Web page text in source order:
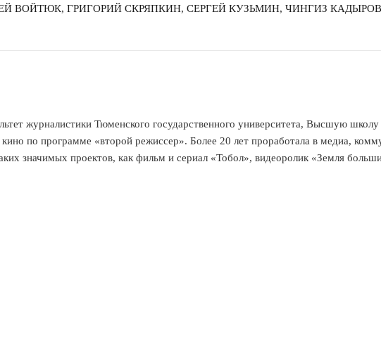
ВОЙТЮК, ГРИГОРИЙ СКРЯПКИН, СЕРГЕЙ КУЗЬМИН, ЧИНГИЗ
журналистики Тюменского государственного университета, Высшую
по программе «второй режиссер». Более 20 лет проработала в медиа,
значимых проектов, как фильм и сериал «Тобол», видеоролик «Земля